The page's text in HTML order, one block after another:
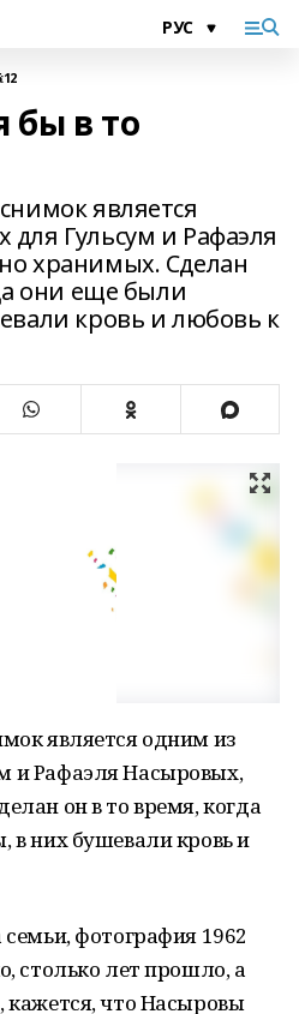
бы в то
является
Гульсум и Рафаэля
хранимых. Сделан
они еще были
кровь и любовь к
является одним из
и Рафаэля Насыровых,
он в то время, когда
них бушевали кровь и
фотография 1962
столько лет прошло, а
что Насыровы